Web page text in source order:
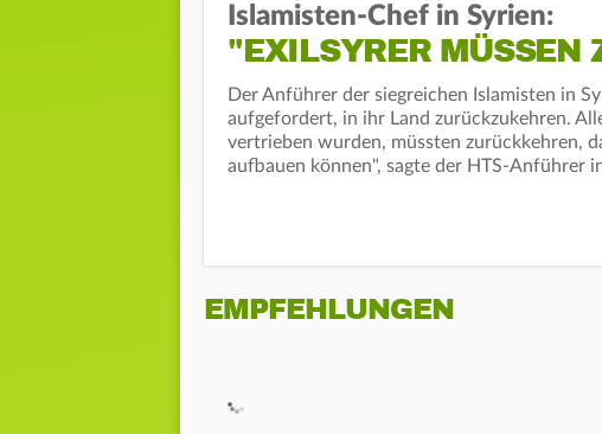
Islamisten-Chef in Syrien:
"EXILSYRER MÜSSEN
Der Anführer der siegreichen Islamisten in
aufgefordert, in ihr Land zurückzukehren.
vertrieben wurden, müssten zurückkehren,
aufbauen können", sagte der HTS-Anführer
EMPFEHLUNGEN